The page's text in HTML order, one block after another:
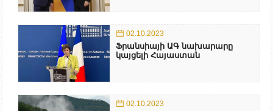
02.10.2023
Ֆրանսիայի ԱԳ նախարարը
կայցելի Հայաստան
02.10.2023